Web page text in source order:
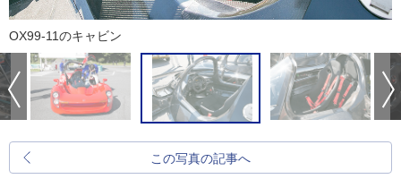
OX99-11のキャビン
この写真の記事へ